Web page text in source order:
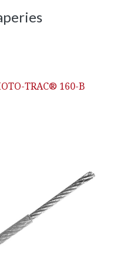
TRAC® 160-B